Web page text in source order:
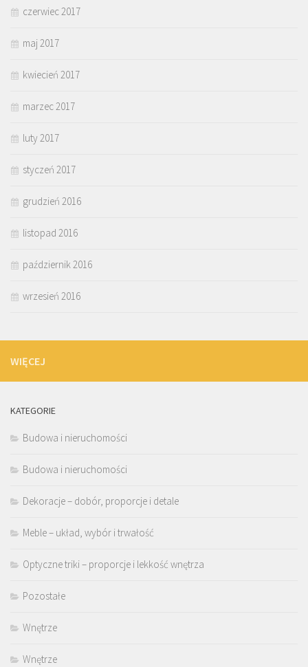
czerwiec 2017
maj 2017
kwiecień 2017
marzec 2017
luty 2017
styczeń 2017
grudzień 2016
listopad 2016
październik 2016
wrzesień 2016
WIĘCEJ
KATEGORIE
Budowa i nieruchomości
Budowa i nieruchomości
Dekoracje – dobór, proporcje i detale
Meble – układ, wybór i trwałość
Optyczne triki – proporcje i lekkość wnętrza
Pozostałe
Wnętrze
Wnętrze